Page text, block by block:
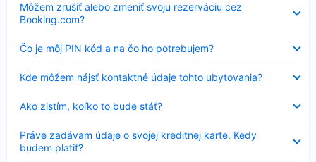
Môžem zrušiť alebo zmeniť svoju rezerváciu cez
Booking.com?
sa
Čo je môj PIN kód a na čo ho potrebujem?
Nezobrazuje
sa
Kde môžem nájsť kontaktné údaje tohto ubytovania?
sa
Ako zistím, koľko to bude stáť?
sa
Práve zadávam údaje o svojej kreditnej karte. Kedy
budem platiť?
sa